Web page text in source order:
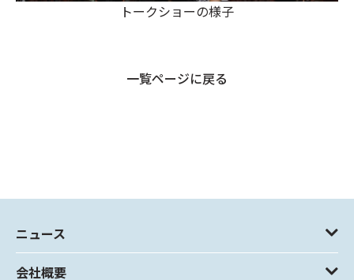
トークショーの様子
一覧ページに戻る
ニュース
会社概要